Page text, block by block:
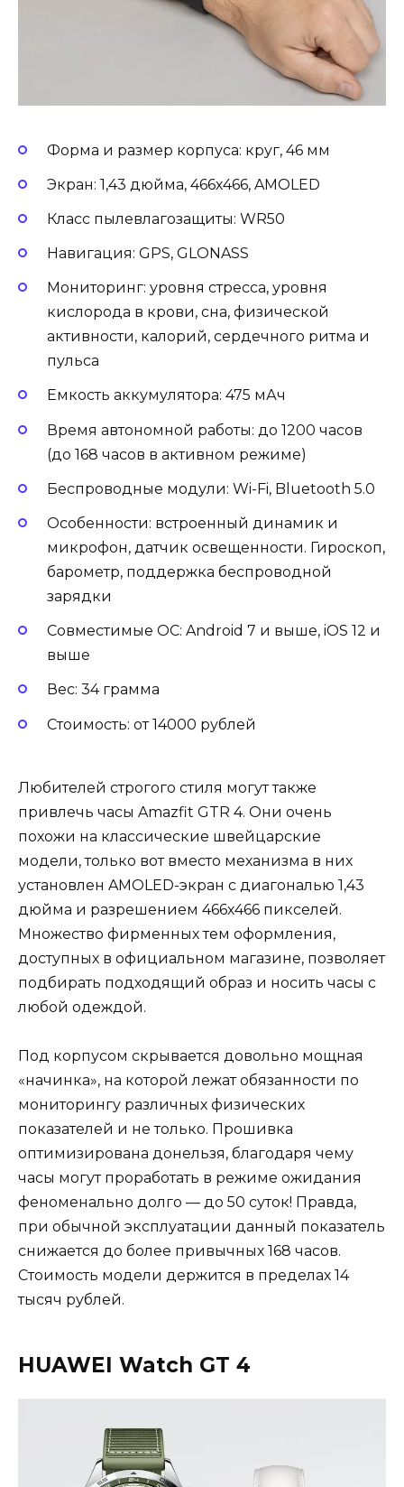
Форма и размер корпуса: круг, 46 мм
Экран: 1,43 дюйма, 466х466, AMOLED
Класс пылевлагозащиты: WR50
Навигация: GPS, GLONASS
Мониторинг: уровня стресса, уровня
кислорода в крови, сна, физической
активности, калорий, сердечного ритма и
пульса
Емкость аккумулятора: 475 мАч
Время автономной работы: до 1200 часов
(до 168 часов в активном режиме)
Беспроводные модули: Wi-Fi, Bluetooth 5.0
Особенности: встроенный динамик и
микрофон, датчик освещенности. Гироскоп,
барометр, поддержка беспроводной
зарядки
Совместимые ОС: Android 7 и выше, iOS 12 и
выше
Вес: 34 грамма
Стоимость: от 14000 рублей
Любителей строгого стиля могут также
привлечь часы Amazfit GTR 4. Они очень
похожи на классические швейцарские
модели, только вот вместо механизма в них
установлен AMOLED-экран с диагональю 1,43
дюйма и разрешением 466х466 пикселей.
Множество фирменных тем оформления,
доступных в официальном магазине, позволяет
подбирать подходящий образ и носить часы с
любой одеждой.
Под корпусом скрывается довольно мощная
«начинка», на которой лежат обязанности по
мониторингу различных физических
показателей и не только. Прошивка
оптимизирована донельзя, благодаря чему
часы могут проработать в режиме ожидания
феноменально долго — до 50 суток! Правда,
при обычной эксплуатации данный показатель
снижается до более привычных 168 часов.
Стоимость модели держится в пределах 14
тысяч рублей.
HUAWEI Watch GT 4